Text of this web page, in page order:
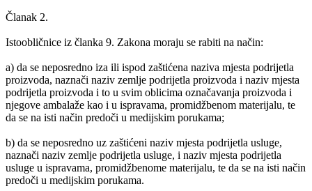
Članak 2.
Istoobličnice iz članka 9. Zakona moraju se rabiti na način:
a) da se neposredno iza ili ispod zaštićena naziva mjesta podrijetla
proizvoda, naznači naziv zemlje podrijetla proizvoda i naziv mjesta
podrijetla proizvoda i to u svim oblicima označavanja proizvoda i
njegove ambalaže kao i u ispravama, promidžbenom materijalu, te
da se na isti način predoči u medijskim porukama;
b) da se neposredno uz zaštićeni naziv mjesta podrijetla usluge,
naznači naziv zemlje podrijetla usluge, i naziv mjesta podrijetla
usluge u ispravama, promidžbenome materijalu, te da se na isti način
predoči u medijskim porukama.